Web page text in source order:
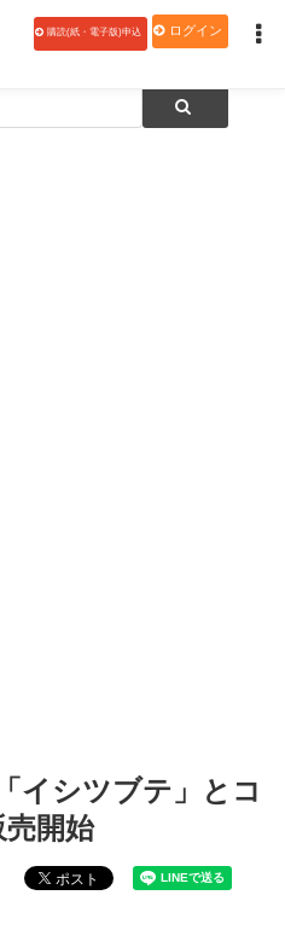
購読(紙・電子版)申込 ログイン
ポケモン「イシツブテ」とコラボ 1室
イシツブテ」とコ
開始
ポスト